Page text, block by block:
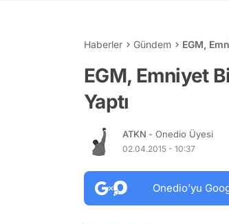
Haberler Gündem EGM,
EGM, Emniyet
Yaptı
ATKN - Onedio Üyesi
02.04.2015 - 10:37
Onedio’yu